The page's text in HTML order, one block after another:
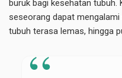
buruk bagi kesehatan tubuh.
seseorang dapat
tubuh terasa lemas, hingga